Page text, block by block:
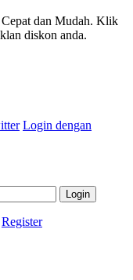
dan Mudah. Klik
diskon anda.
Login dengan
Register